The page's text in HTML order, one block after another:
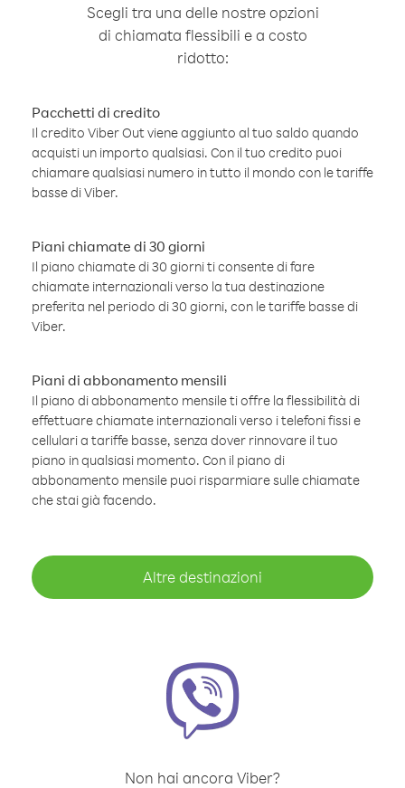
Scegli tra una delle nostre opzioni
di chiamata flessibili e a costo
ridotto:
Pacchetti di credito
Il credito Viber Out viene aggiunto al tuo saldo quando
acquisti un importo qualsiasi. Con il tuo credito puoi
chiamare qualsiasi numero in tutto il mondo con le tariffe
basse di Viber.
Piani chiamate di 30 giorni
Il piano chiamate di 30 giorni ti consente di fare
chiamate internazionali verso la tua destinazione
preferita nel periodo di 30 giorni, con le tariffe basse di
Viber.
Piani di abbonamento mensili
Il piano di abbonamento mensile ti offre la flessibilità di
effettuare chiamate internazionali verso i telefoni fissi e
cellulari a tariffe basse, senza dover rinnovare il tuo
piano in qualsiasi momento. Con il piano di
abbonamento mensile puoi risparmiare sulle chiamate
che stai già facendo.
Altre destinazioni
Non hai ancora Viber?